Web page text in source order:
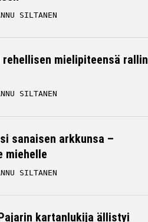
SILTANEN
rehellisen mielipiteensä rallin
SILTANEN
sanaisen arkkunsa –
miehelle
SILTANEN
kartanlukija ällistyi